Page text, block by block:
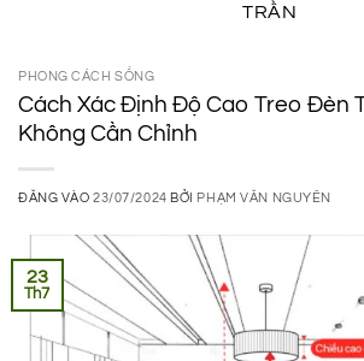
TRẦN
PHONG CÁCH SỐNG
Cách Xác Định Độ Cao Treo Đèn
Không Cần Chỉnh
ĐĂNG VÀO23/07/2024 BỞI PHẠM VĂN NGUYÊN
23
Th7